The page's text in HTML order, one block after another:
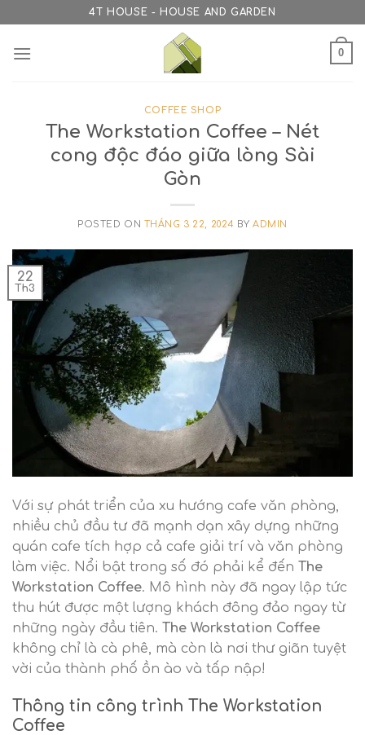
to
content
4T HOUSE - HOUSE AND GARDEN
0
COFFEE SHOP
The Workstation Coffee – Nét
cong độc đáo giữa lòng Sài
Gòn
POSTED ON THÁNG 3 22, 2024 BY ADMIN
22
Th3
Với sự phát triển của xu hướng cafe văn phòng,
nhiều chủ đầu tư đã mạnh dạn xây dựng những
quán cafe tích hợp cả cafe giải trí và văn phòng
làm việc. Nổi bật trong số đó phải kể đến The
Workstation Coffee. Mô hình này đã ngay lập tức
thu hút được một lượng khách đông đảo ngay từ
những ngày đầu tiên. The Workstation Coffee
không chỉ là cà phê, mà còn là nơi thư giãn tuyệt
vời của thành phố ồn ào và tấp nập!
Thông tin công trình The Workstation
Coffee